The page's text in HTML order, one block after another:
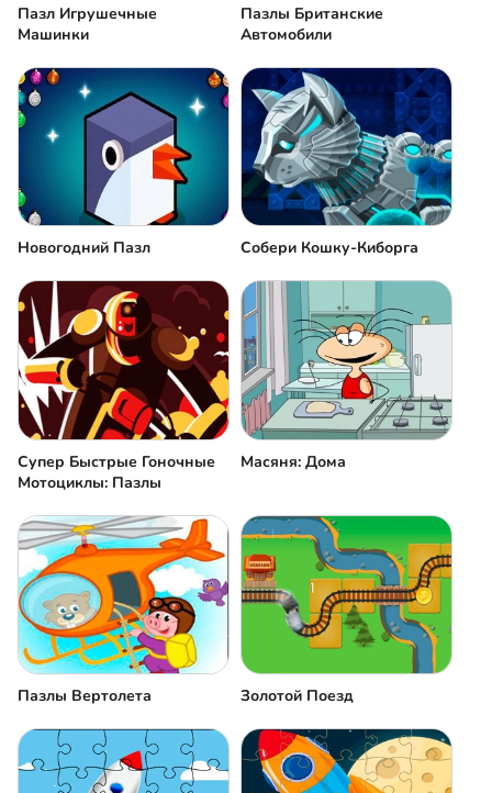
Пазл Игрушечные
Машинки
Пазлы Британские
Автомобили
Новогодний Пазл Собери Кошку-Киборга
Супер Быстрые Гоночные
Мотоциклы: Пазлы
Масяня: Дома
Пазлы Вертолета Золотой Поезд